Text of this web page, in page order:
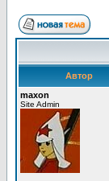
Автор
maxon
Site Admin